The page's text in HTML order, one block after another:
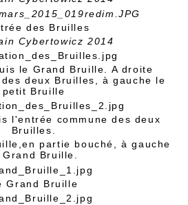
des Bruilles
Cybertowicz 2014
le Grand Bruille. A droite
deux Bruilles, à gauche le
petit Bruille
l'entrée commune des deux
Bruilles.
partie bouché, à gauche
Grand Bruille.
Grand Bruille